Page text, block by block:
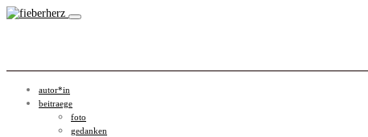
autor*in
beitraege
foto
gedanken